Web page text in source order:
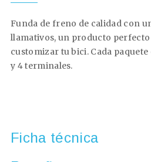
Funda de freno de calidad con
llamativos, un producto
customizar tu bici. Cada
y 4 terminales.
Ficha técnica